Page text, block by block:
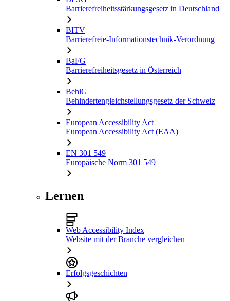
Barrierefreiheitsstärkungsgesetz in Deutschland
BITV
Barrierefreie-Informationstechnik-Verordnung
BaFG
Barrierefreiheitsgesetz in Österreich
BehiG
Behindertengleichstellungsgesetz der Schweiz
European Accessibility Act
European Accessibility Act (EAA)
EN 301 549
Europäische Norm 301 549
Lernen
Web Accessibility Index
Website mit der Branche vergleichen
Erfolgsgeschichten